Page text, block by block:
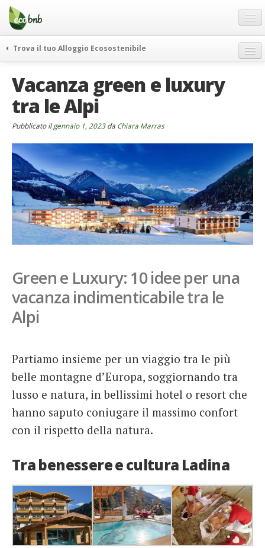
Menu
Salta
contenuto
Offerte Speciali
Regali
FAQ
Chi Siamo
Partner
Contatti
Italiano
German
English
French
Italiano
Trova il tuo Alloggio Ecosostenibile
itinerari
curiosità
vivere e viaggiare verde
ecohotel
rassegna stampa
Vacanza green e luxury
tra le Alpi
Pubblicato ilgennaio 1, 2023da Chiara Marras
Green e Luxury: 10 idee per una
vacanza indimenticabile tra le
Alpi
Partiamo insieme per un viaggio tra le più
belle montagne d’Europa, soggiornando tra
lusso e natura, in bellissimi hotel o resort che
hanno saputo coniugare il massimo confort
con il rispetto della natura.
Tra benessere e cultura Ladina